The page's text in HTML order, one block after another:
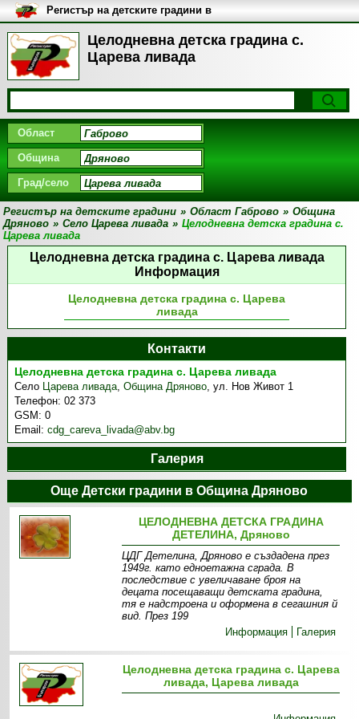
Целодневна детска градина с.
Царева ливада
Регистър на детските градини в
България
Област
Община
Град/село
Регистър на детските градини » Област Габрово » Община
Дряново » Село Царева ливада » Целодневна детска градина с.
Царева ливада
Целодневна детска градина с. Царева ливада
Информация
Целодневна детска градина с. Царева
ливада
Контакти
Целодневна детска градина с. Царева ливада
Село Царева ливада,Община Дряново,ул. Нов Живот 1
Телефон:02 373
GSM:0
Email:cdg_careva_livada@abv.bg
Галерия
Още Детски градини в Община Дряново
ЦЕЛОДНЕВНА ДЕТСКА ГРАДИНА
ДЕТЕЛИНА, Дряново
ЦДГ Детелина, Дряново е създадена през
1949г. като едноетажна сграда. В
последствие с увеличаване броя на
децата посещаващи детската градина,
тя е надстроена и оформена в сегашния й
вид. През 199
Информация
Галерия
Целодневна детска градина с. Царева
ливада, Царева ливада